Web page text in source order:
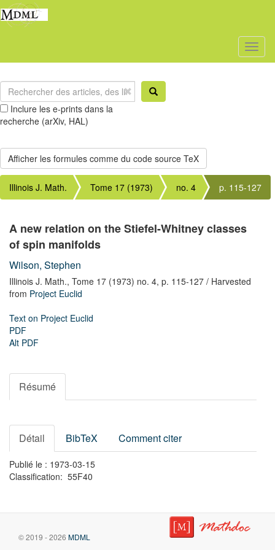
Inclure les e-prints dans la
recherche (arXiv, HAL)
Illinois J. Math. Tome 17 (1973) no. 4 p. 115-127
A new relation on the Stiefel-Whitney classes
of spin manifolds
Wilson, Stephen
Illinois J. Math., Tome 17 (1973) no. 4, p. 115-127 / Harvested
from Project Euclid
Text on Project Euclid
PDF
Alt PDF
Résumé
Détail BibTeX Comment citer
Publié le : 1973-03-15
Classification: 55F40
© 2019 - 2026 MDML